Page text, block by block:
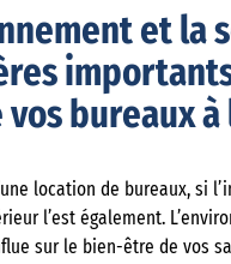
et la
vos bureaux
location de bureaux, si
l’est également.
sur le bien-être de vos